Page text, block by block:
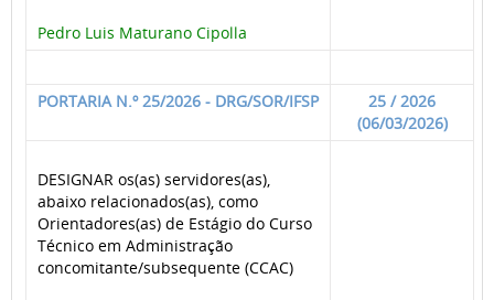
Pedro Luis Maturano Cipolla
PORTARIA N.º 25/2026 - DRG/SOR/IFSP
25 / 2026
(06/03/2026)
DESIGNAR os(as) servidores(as),
abaixo relacionados(as), como
Orientadores(as) de Estágio do Curso
Técnico em Administração
concomitante/subsequente (CCAC)